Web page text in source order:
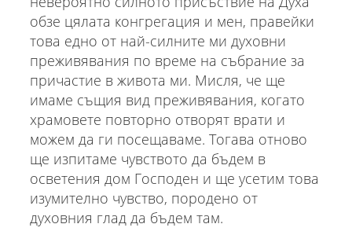
обзе цялата конгрегация и мен, правейки
това едно от най-силните ми духовни
преживявания по време на събрание за
причастие в живота ми. Мисля, че ще
имаме същия вид преживявания, когато
храмовете повторно отворят врати и
можем да ги посещаваме. Тогава отново
ще изпитаме чувството да бъдем в
осветения дом Господен и ще усетим това
изумително чувство, породено от
духовния глад да бъдем там.